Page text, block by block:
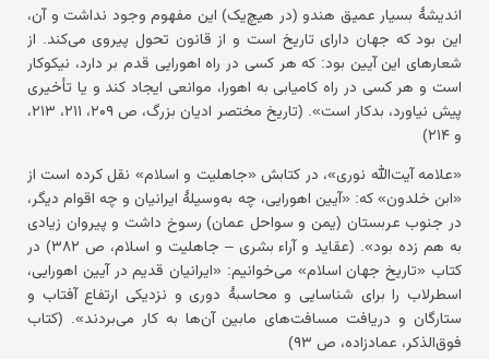
اندیشهٔ بسیار عمیق هندو (در هیچ‌یک) این مفهوم وجود نداشت و آن،
این بود که جهان دارای تاریخ است و از قانون تحول پیروی می‌کند. از
شعارهای این آیین بود: که هر کسی در راه اهورایی قدم بر دارد، نیکوکار
است و هر کسی در راه کامیابی به اهورا، موانعی ایجاد کند و یا تأخیری
پیش نیاورد، بدکار است». (تاریخ مختصر ادیان بزرگ، ص ۲۰۹، ۲۱۱، ۲۱۳،
و ۲۱۴)
«علامه آیت‌الله نوری»، در کتابش «جاهلیت و اسلام» نقل کرده است از
«ابن خلدون» که: «آیین اهورایی، چه به‌وسیلهٔ ایرانیان و چه اقوام دیگر،
در جنوب عربستان (یمن و سواحل عمان) رسوخ داشت و پیروان زیادی
به هم زده بود». (عقاید و آراء بشری – جاهلیت و اسلام، ص ۳۸۲) در
کتاب «تاریخ جهان اسلام» می‌خوانیم: «ایرانیان قدیم در آیین اهورایی،
اسطرلاب را برای شناسایی و محاسبهٔ دوری و نزدیکی ارتفاع آفتاب و
ستارگان و دریافت مسافت‌های مابین آن‌ها به کار می‌بردند». (کتاب
فوق‌الذکر، عمادزاده، ص ۹۳)